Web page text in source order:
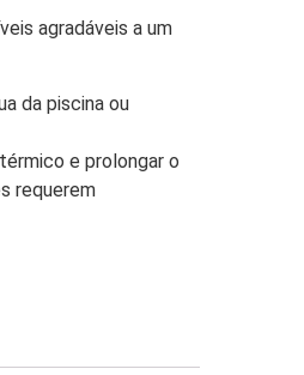
agradáveis a um
da piscina ou
e prolongar o
requerem